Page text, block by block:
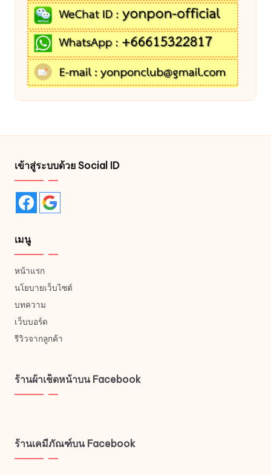
เข้าสู่ระบบด้วย Social ID
เมนู
หน้าแรก
นโยบายเว็บไซต์
บทความ
เว็บบอร์ด
รีวิวจากลูกค้า
ร้านผ้าเช็ดหน้าบน Facebook
ร้านเคมีภัณฑ์บน Facebook